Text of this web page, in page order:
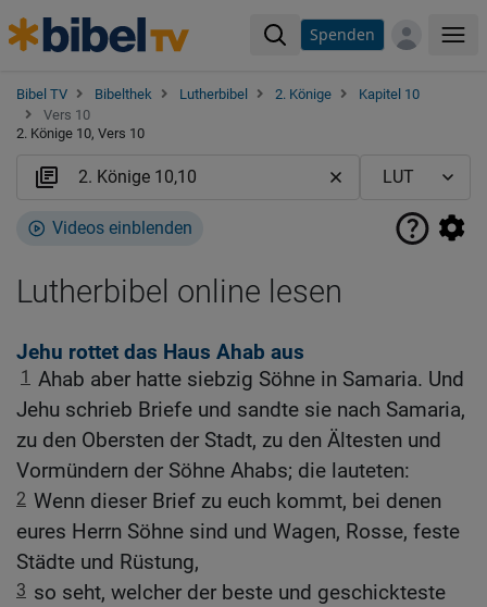
Spenden
Bibel TV Bibelthek Lutherbibel 2. Könige
Kapitel 10
Vers 10
2. Könige 10, Vers 10
Videos einblenden
Lutherbibel online lesen
Jehu rottet das Haus Ahab aus
1 Ahab aber hatte siebzig Söhne in Samaria. Und
Jehu schrieb Briefe und sandte sie nach Samaria,
zu den Obersten der Stadt, zu den Ältesten und
Vormündern der Söhne Ahabs; die lauteten:
2 Wenn dieser Brief zu euch kommt, bei denen
eures Herrn Söhne sind und Wagen, Rosse, feste
Städte und Rüstung,
3 so seht, welcher der beste und geschickteste